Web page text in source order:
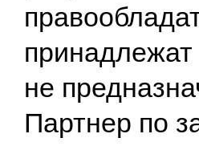
не
Партнер по